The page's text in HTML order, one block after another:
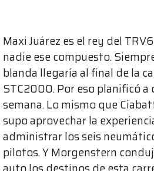
Maxi Juárez es el rey del
nadie ese compuesto.
blanda llegaría al final de la
STC2000. Por eso planificó a
semana. Lo mismo que
supo aprovechar la
administrar los seis
pilotos. Y Morgenstern